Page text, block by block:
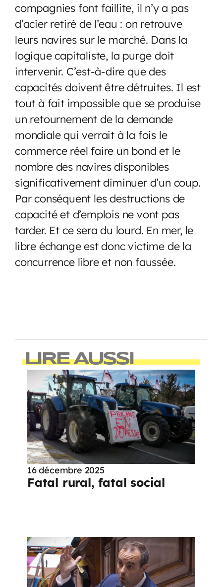
compagnies font faillite, il n’y a pas
d’acier retiré de l’eau : on retrouve
leurs navires sur le marché. Dans la
logique capitaliste, la purge doit
intervenir. C’est-à-dire que des
capacités doivent être détruites. Il est
tout à fait impossible que se produise
un retournement de la demande
mondiale qui verrait à la fois le
commerce réel faire un bond et le
nombre des navires disponibles
significativement diminuer d’un coup.
Par conséquent les destructions de
capacité et d’emplois ne vont pas
tarder. Et ce sera du lourd. En mer, le
libre échange est donc victime de la
concurrence libre et non faussée.
LIRE AUSSI
16 décembre 2025
Fatal rural, fatal social